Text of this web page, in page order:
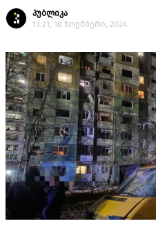
პუბლიკა
13:21, 18 ნოემბერი, 2024